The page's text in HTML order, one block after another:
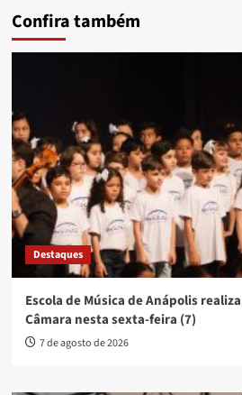
Confira também
Destaques
Escola de Música de Anápolis
Câmara nesta sexta-feira (7)
7 de agosto de 2026